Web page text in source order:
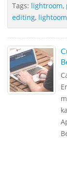
Tags: lightroom,
editing, lightoom